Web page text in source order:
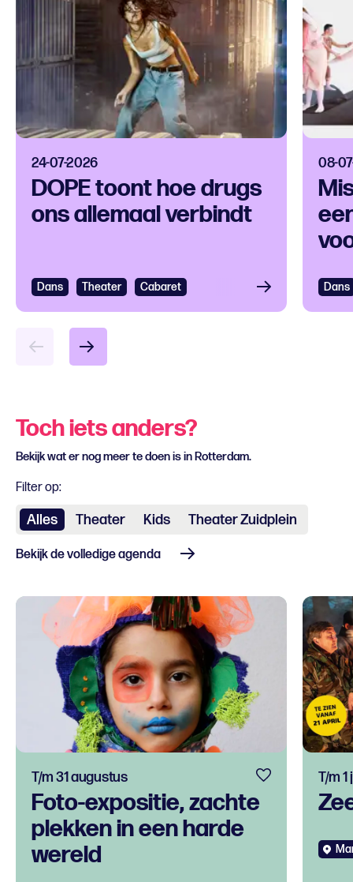
24-07-2026
DOPE toont hoe drugs
ons allemaal verbindt
Dans Theater Cabaret
08-
Dans
Bekijken
Toch iets anders?
Bekijk wat er nog meer te doen is in Rotterdam.
Filter op:
Alles Theater Kids Theater Zuidplein
Bekijk de volledige agenda
Foto-expositie, zachte
plekken in een harde
wereld
T/m 31 augustus T/m